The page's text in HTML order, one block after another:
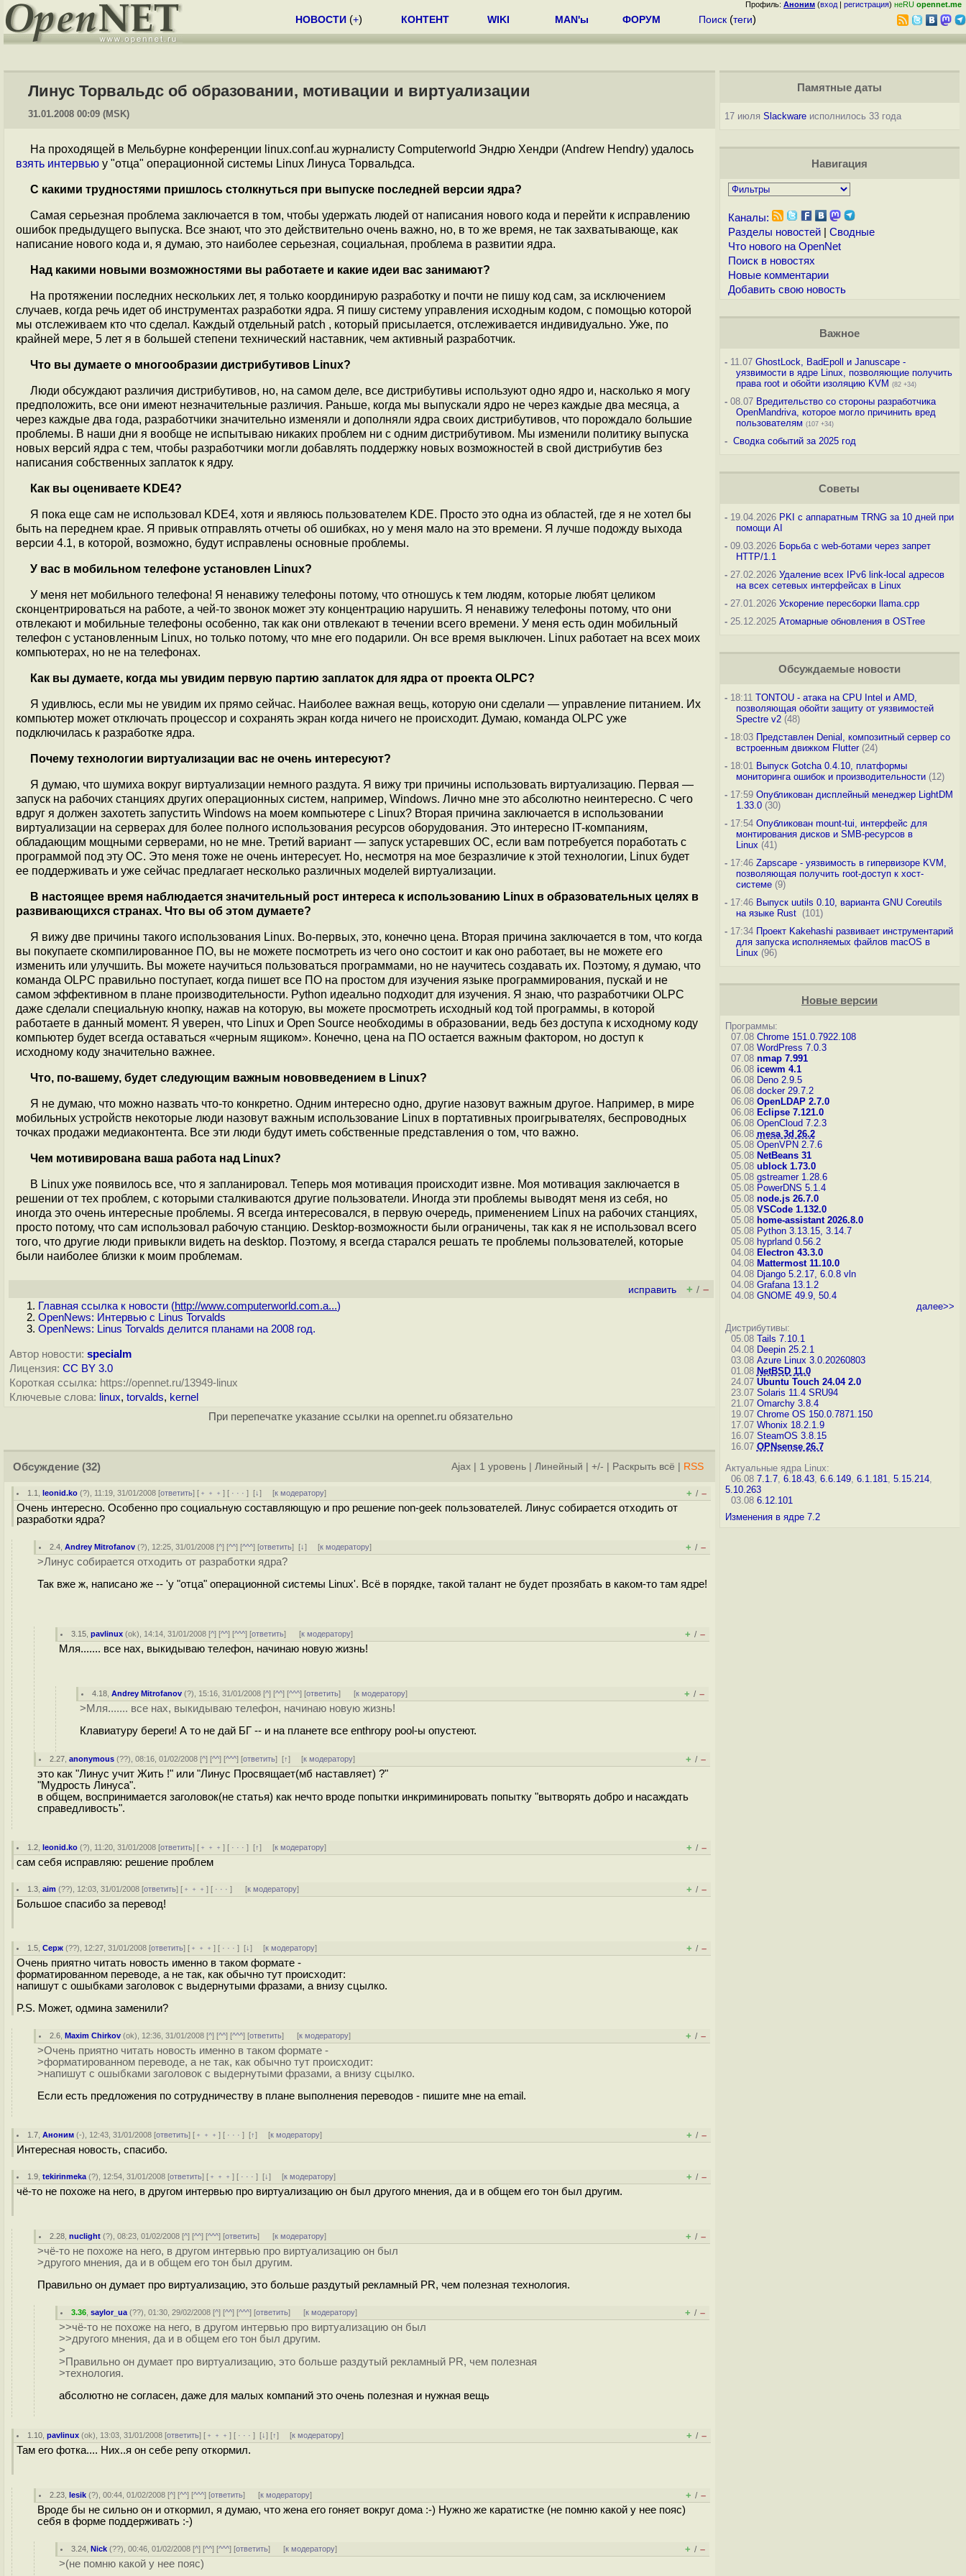
Профиль: Аноним (вход | регистрация) неRU opennet.me
НОВОСТИ (+) КОНТЕНТ WIKI MAN'ы ФОРУМ Поиск (теги)
Линус Торвальдс об образовании, мотивации и виртуализации
31.01.2008 00:09 (MSK)
На проходящей в Мельбурне конференции linux.conf.au журналисту Computerworld Эндрю Хендри (Andrew Hendry) удалось
взять интервью у "отца" операционной системы Linux Линуса Торвальдса.
С какими трудностями пришлось столкнуться при выпуске последней версии ядра?
Самая серьезная проблема заключается в том, чтобы удержать людей от написания нового кода и перейти к исправлению
ошибок предыдущего выпуска. Все знают, что это действительно очень важно, но, в то же время, не так захватывающе, как
написание нового кода и, я думаю, это наиболее серьезная, социальная, проблема в развитии ядра.
Над какими новыми возможностями вы работаете и какие идеи вас занимают?
На протяжении последних нескольких лет, я только координирую разработку и почти не пишу код сам, за исключением
случаев, когда речь идет об инструментах разработки ядра. Я пишу систему управления исходным кодом, с помощью которой
мы отслеживаем кто что сделал. Каждый отдельный patch , который присылается, отслеживается индивидуально. Уже, по
крайней мере, 5 лет я в большей степени технический наставник, чем активный разработчик.
Что вы думаете о многообразии дистрибутивов Linux?
Люди обсуждают различия дистрибутивов, но, на самом деле, все дистрибутивы используют одно ядро и, насколько я могу
предположить, все они имеют незначительные различия. Раньше, когда мы выпускали ядро не через каждые два месяца, а
через каждые два года, разработчики значительно изменяли и дополняли ядра своих дистрибутивов, что порождало большие
проблемы. В наши дни я вообще не испытываю никаких проблем ни с одним дистрибутивом. Мы изменили политику выпуска
новых версий ядра с тем, чтобы разработчики могли добавлять поддержку новых возможностей в свой дистрибутив без
написания собственных заплаток к ядру.
Как вы оцениваете KDE4?
Я пока еще сам не использовал KDE4, хотя и являюсь пользователем KDE. Просто это одна из областей, где я не хотел бы
быть на переднем крае. Я привык отправлять отчеты об ошибках, но у меня мало на это времени. Я лучше подожду выхода
версии 4.1, в которой, возможно, будут исправлены основные проблемы.
У вас в мобильном телефоне установлен Linux?
У меня нет мобильного телефона! Я ненавижу телефоны потому, что отношусь к тем людям, которые любят целиком
сконцентрироваться на работе, а чей-то звонок может эту концентрацию нарушить. Я ненавижу телефоны потому, что они
отвлекают и мобильные телефоны особенно, так как они отвлекают в течении всего времени. У меня есть один мобильный
телефон с установленным Linux, но только потому, что мне его подарили. Он все время выключен. Linux работает на всех моих
компьютерах, но не на телефонах.
Как вы думаете, когда мы увидим первую партию заплаток для ядра от проекта OLPC?
Я удивлюсь, если мы не увидим их прямо сейчас. Наиболее важная вещь, которую они сделали — управление питанием. Их
компьютер может отключать процессор и сохранять экран когда ничего не происходит. Думаю, команда OLPC уже
подключилась к разработке ядра.
Почему технологии виртуализации вас не очень интересуют?
Я думаю, что шумиха вокруг виртуализации немного раздута. Я вижу три причины использовать виртуализацию. Первая —
запуск на рабочих станциях других операционных систем, например, Windows. Лично мне это абсолютно неинтересно. С чего
вдруг я должен захотеть запустить Windows на моем компьютере с Linux? Вторая причина заключается в использовании
виртуализации на серверах для более полного использования ресурсов оборудования. Это интересно IT-компаниям,
обладающим мощными серверами, но не мне. Третий вариант — запуск устаревших ОС, если вам потребуется поработать с
программой под эту ОС. Это меня тоже не очень интересует. Но, несмотря на мое безразличие к этой технологии, Linux будет
ее поддерживать и уже сейчас предлагает несколько различных моделей виртуализации.
В настоящее время наблюдается значительный рост интереса к использованию Linux в образовательных целях в
развивающихся странах. Что вы об этом думаете?
Я вижу две причины такого использования Linux. Во-первых, это, конечно цена. Вторая причина заключается в том, что когда
вы покупаете скомпилированное ПО, вы не можете посмотреть из чего оно состоит и как оно работает, вы не можете его
изменить или улучшить. Вы можете научиться пользоваться программами, но не научитесь создавать их. Поэтому, я думаю, что
команда OLPC правильно поступает, когда пишет все ПО на простом для изучения языке программирования, пускай и не
самом эффективном в плане производительности. Python идеально подходит для изучения. Я знаю, что разработчики OLPC
даже сделали специальную кнопку, нажав на которую, вы можете просмотреть исходный код той программы, в которой
работаете в данный момент. Я уверен, что Linux и Open Source необходимы в образовании, ведь без доступа к исходному коду
компьютер будет всегда оставаться «черным ящиком». Конечно, цена на ПО остается важным фактором, но доступ к
исходному коду значительно важнее.
Что, по-вашему, будет следующим важным нововведением в Linux?
Я не думаю, что можно назвать что-то конкретно. Одним интересно одно, другие назовут важным другое. Например, в мире
мобильных устройств некоторые люди назовут важным использование Linux в портативных проигрывателях, беспроводных
точках продажи медиаконтента. Все эти люди будут иметь собственные представления о том, что важно.
Чем мотивирована ваша работа над Linux?
В Linux уже появилось все, что я запланировал. Теперь моя мотивация происходит извне. Моя мотивация заключается в
решении от тех проблем, с которыми сталкиваются другие пользователи. Иногда эти проблемы выводят меня из себя, но
иногда это очень интересные проблемы. Я всегда интересовался, в первую очередь, применением Linux на рабочих станциях,
просто потому, что сам использовал рабочую станцию. Desktop-возможности были ограничены, так как я не использовал всего
того, что другие люди привыкли видеть на desktop. Поэтому, я всегда старался решать те проблемы пользователей, которые
были наиболее близки к моим проблемам.
исправить + / –
Главная ссылка к новости (http://www.computerworld.com.a...)
OpenNews: Интервью с Linus Torvalds
OpenNews: Linus Torvalds делится планами на 2008 год.
Автор новости: specialm
Лицензия: CC BY 3.0
Короткая ссылка: https://opennet.ru/13949-linux
Ключевые слова: linux, torvalds, kernel
При перепечатке указание ссылки на opennet.ru обязательно
Обсуждение (32) Ajax 1 уровень Линейный +/- Раскрыть всё RSS
1.1 ,leonid.ko (?), 11:19, 31/01/2008 [ответить] [ ﹢﹢﹢] [ · · ·][↓] [к модератору] + / –
Очень интересно. Особенно про социальную составляющую и про решение non-geek пользователей. Линус собирается отходить от
разработки ядра?
2.4 ,Andrey Mitrofanov (?), 12:25, 31/01/2008 [^] [^^] [^^^] [ответить][↓] [к модератору] + / –
>Линус собирается отходить от разработки ядра?
Так вже ж, написано же -- 'у "отца" операционной системы Linux'. Всё в порядке, такой талант не будет прозябать в каком-то там ядре!
3.15 ,pavlinux (ok), 14:14, 31/01/2008 [^] [^^] [^^^] [ответить] [к модератору] + / –
Мля....... все нах, выкидываю телефон, начинаю новую жизнь!
4.18 ,Andrey Mitrofanov (?), 15:16, 31/01/2008 [^] [^^] [^^^] [ответить] [к модератору] + / –
>Мля....... все нах, выкидываю телефон, начинаю новую жизнь!
Клавиатуру береги! А то не дай БГ -- и на планете все enthropy pool-ы опустеют.
2.27 ,anonymous (??), 08:16, 01/02/2008 [^] [^^] [^^^] [ответить][↑] [к модератору] + / –
это как "Линус учит Жить !" или "Линус Просвящает(мб наставляет) ?"
"Мудрость Линуса".
в общем, воспринимается заголовок(не статья) как нечто вроде попытки инкриминировать попытку "вытворять добро и насаждать
справедливость".
1.2 ,leonid.ko (?), 11:20, 31/01/2008 [ответить] [ ﹢﹢﹢] [ · · ·][↑] [к модератору] + / –
сам себя исправляю: решение проблем
1.3 ,aim (??), 12:03, 31/01/2008 [ответить] [ ﹢﹢﹢] [ · · ·] [к модератору] + / –
Большое спасибо за перевод!
1.5 ,Серж (??), 12:27, 31/01/2008 [ответить] [ ﹢﹢﹢] [ · · ·][↓] [к модератору] + / –
Очень приятно читать новость именно в таком формате -
форматированном переводе, а не так, как обычно тут происходит:
напишут с ошыбками заголовок с выдернутыми фразами, а внизу сцылко.
P.S. Может, одмина заменили?
2.6 ,Maxim Chirkov (ok), 12:36, 31/01/2008 [^] [^^] [^^^] [ответить] [к модератору] + / –
>Очень приятно читать новость именно в таком формате -
>форматированном переводе, а не так, как обычно тут происходит:
>напишут с ошыбками заголовок с выдернутыми фразами, а внизу сцылко.
Если есть предложения по сотрудничеству в плане выполнения переводов - пишите мне на email.
1.7 ,Аноним (-), 12:43, 31/01/2008 [ответить] [ ﹢﹢﹢] [ · · ·][↑] [к модератору] + / –
Интересная новость, спасибо.
1.9 ,tekirinmeka (?), 12:54, 31/01/2008 [ответить] [ ﹢﹢﹢] [ · · ·][↓] [к модератору] + / –
чё-то не похоже на него, в другом интервью про виртуализацию он был другого мнения, да и в общем его тон был другим.
2.28 ,nuclight (?), 08:23, 01/02/2008 [^] [^^] [^^^] [ответить] [к модератору] + / –
>чё-то не похоже на него, в другом интервью про виртуализацию он был
>другого мнения, да и в общем его тон был другим.
Правильно он думает про виртуализацию, это больше раздутый рекламный PR, чем полезная технология.
3.36 ,saylor_ua (??), 01:30, 29/02/2008 [^] [^^] [^^^] [ответить] [к модератору] + / –
>>чё-то не похоже на него, в другом интервью про виртуализацию он был
>>другого мнения, да и в общем его тон был другим.
>
>Правильно он думает про виртуализацию, это больше раздутый рекламный PR, чем полезная
>технология.
абсолютно не согласен, даже для малых компаний это очень полезная и нужная вещь
1.10 ,pavlinux (ok), 13:03, 31/01/2008 [ответить] [ ﹢﹢﹢] [ · · ·][↓] [↑] [к модератору] + / –
Там его фотка.... Них..я он себе репу откормил.
2.23 ,lesik (?), 00:44, 01/02/2008 [^] [^^] [^^^] [ответить] [к модератору] + / –
Вроде бы не сильно он и откормил, я думаю, что жена его гоняет вокруг дома :-) Нужно же каратистке (не помню какой у нее пояс)
себя в форме поддерживать :-)
3.24 ,Nick (??), 00:46, 01/02/2008 [^] [^^] [^^^] [ответить] [к модератору] + / –
>(не помню какой у нее пояс)
Памятные даты
17 июля Slackwareисполнилось 33 года
Навигация
Каналы:
Разделы новостей| Сводные
Что нового на OpenNet
Поиск в новостях
Новые комментарии
Добавить свою новость
Важное
-11.07 GhostLock, BadEpoll и Januscape -
уязвимости в ядре Linux, позволяющие получить
права root и обойти изоляцию KVM (82 +34)
-08.07 Вредительство со стороны разработчика
OpenMandriva, которое могло причинить вред
пользователям (107 +34)
- Сводка событий за 2025 год
Советы
-19.04.2026 PKI с аппаратным TRNG за 10 дней при
помощи AI
-09.03.2026 Борьба с web-ботами через запрет
HTTP/1.1
-27.02.2026 Удаление всех IPv6 link-local адресов
на всех сетевых интерфейсах в Linux
-27.01.2026 Ускорение пересборки llama.cpp
-25.12.2025 Атомарные обновления в OSTree
Обсуждаемые новости
-18:11 TONTOU - атака на CPU Intel и AMD,
позволяющая обойти защиту от уязвимостей
Spectre v2(48)
-18:03 Представлен Denial, композитный сервер со
встроенным движком Flutter(24)
-18:01 Выпуск Gotcha 0.4.10, платформы
мониторинга ошибок и производительности(12)
-17:59 Опубликован дисплейный менеджер LightDM
1.33.0(30)
-17:54 Опубликован mount-tui, интерфейс для
монтирования дисков и SMB-ресурсов в
Linux (41)
-17:46 Zapscape - уязвимость в гипервизоре KVM,
позволяющая получить root-доступ к хост-
системе(9)
-17:46 Выпуск uutils 0.10, варианта GNU Coreutils
на языке Rust (101)
-17:34 Проект Kakehashi развивает инструментарий
для запуска исполняемых файлов macOS в
Linux (96)
Новые версии
Программы:
07.08 Chrome 151.0.7922.108
07.08 WordPress 7.0.3
07.08 nmap 7.991
06.08 icewm 4.1
06.08 Deno 2.9.5
06.08 docker 29.7.2
06.08 OpenLDAP 2.7.0
06.08 Eclipse 7.121.0
06.08 OpenCloud 7.2.3
06.08 mesa 3d 26.2
05.08 OpenVPN 2.7.6
05.08 NetBeans 31
05.08 ublock 1.73.0
05.08 gstreamer 1.28.6
05.08 PowerDNS 5.1.4
05.08 node.js 26.7.0
05.08 VSCode 1.132.0
05.08 home-assistant 2026.8.0
05.08 Python 3.13.15, 3.14.7
05.08 hyprland 0.56.2
04.08 Electron 43.3.0
04.08 Mattermost 11.10.0
04.08 Django 5.2.17, 6.0.8 vln
04.08 Grafana 13.1.2
04.08 GNOME 49.9, 50.4
далее>>
Дистрибутивы:
05.08 Tails 7.10.1
04.08 Deepin 25.2.1
03.08 Azure Linux 3.0.20260803
01.08 NetBSD 11.0
24.07 Ubuntu Touch 24.04 2.0
23.07 Solaris 11.4 SRU94
21.07 Omarchy 3.8.4
19.07 Chrome OS 150.0.7871.150
17.07 Whonix 18.2.1.9
16.07 SteamOS 3.8.15
16.07 OPNsense 26.7
Актуальные ядра Linux:
06.08 7.1.7, 6.18.43, 6.6.149, 6.1.181, 5.15.214,
5.10.263
03.08 6.12.101
Изменения в ядре 7.2